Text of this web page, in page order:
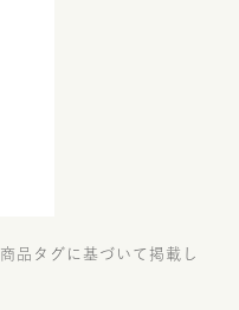
品タグに基づいて掲載し